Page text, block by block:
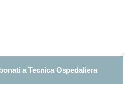
a Tecnica Ospedaliera